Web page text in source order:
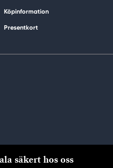
Köpinformation
Presentkort
säkert hos oss